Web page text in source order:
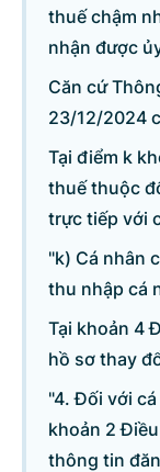
Bản quyền
Ghi rõ nguồn
thuế chậm
nhận được
Căn cứ
23/12/2024
Tại điểm k
thuế thuộc
trực tiếp với
"k) Cá nhân
thu nhập cá
Tại khoản 4
hồ sơ thay
"4. Đối với
khoản 2
thông tin